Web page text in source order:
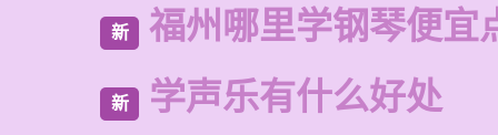
新 福州哪里学钢琴便宜
新 学声乐有什么好处